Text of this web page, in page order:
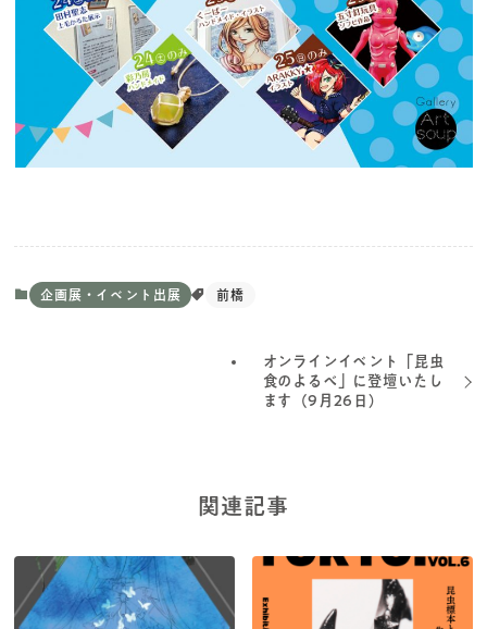
企画展・イベント出展 前橋
オンラインイベント「昆虫
食のよるべ」に登壇いたし
ます（9月26日）
関連記事